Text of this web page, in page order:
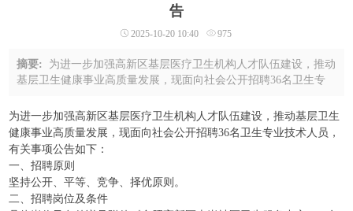
学员风采告
2025-10-20 10:40 975
摘要: 为进一步加强高新区基层医疗卫生机构人才队伍建设，推动
基层卫生健康事业高质量发展，现面向社会公开招聘36名卫生专
等、竞争、择优原则。二、招聘岗位及条件 ...
为进一步加强高新区基层医疗卫生机构人才队伍建设，推动基层卫生
健康事业高质量发展，现面向社会公开招聘36名卫生专业技术人员，
有关事项公告如下：
一、招聘原则
坚持公开、平等、竞争、择优原则。
二、招聘岗位及条件